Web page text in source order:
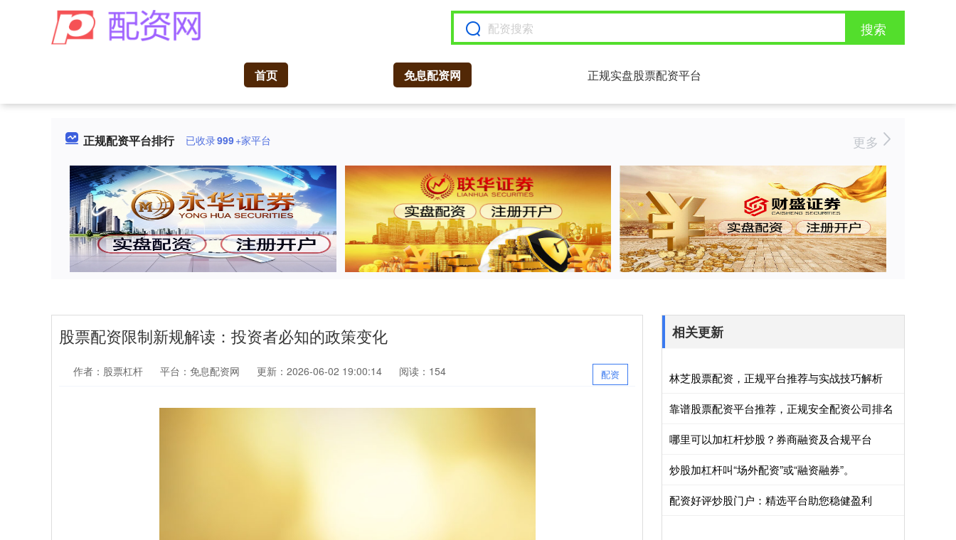
搜索
首页 免息配资网 正规实盘股票配资平台
正规配资平台排行 已收录999+家平台 更多
股票配资限制新规解读：投资者必知的政策变化
配资
作者：股票杠杆 平台：免息配资网 更新：2026-06-02 19:00:14 阅读：154
相关更新
林芝股票配资，正规平台推荐与实战技巧解析
靠谱股票配资平台推荐，正规安全配资公司排名
哪里可以加杠杆炒股？券商融资及合规平台
炒股加杠杆叫“场外配资”或“融资融券”。
配资好评炒股门户：精选平台助您稳健盈利